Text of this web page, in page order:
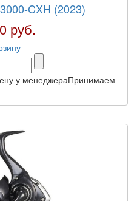
CXH (2023)
руб.
у менеджераПринимаем